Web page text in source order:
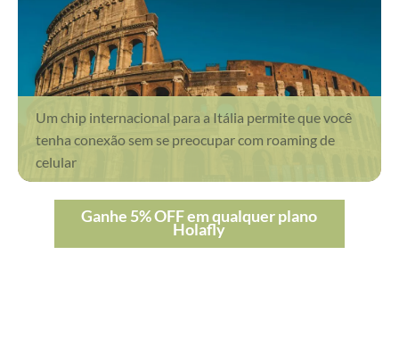
Um chip internacional para a Itália permite que você
tenha conexão sem se preocupar com roaming de
celular
Ganhe 5% OFF em qualquer plano
Holafly